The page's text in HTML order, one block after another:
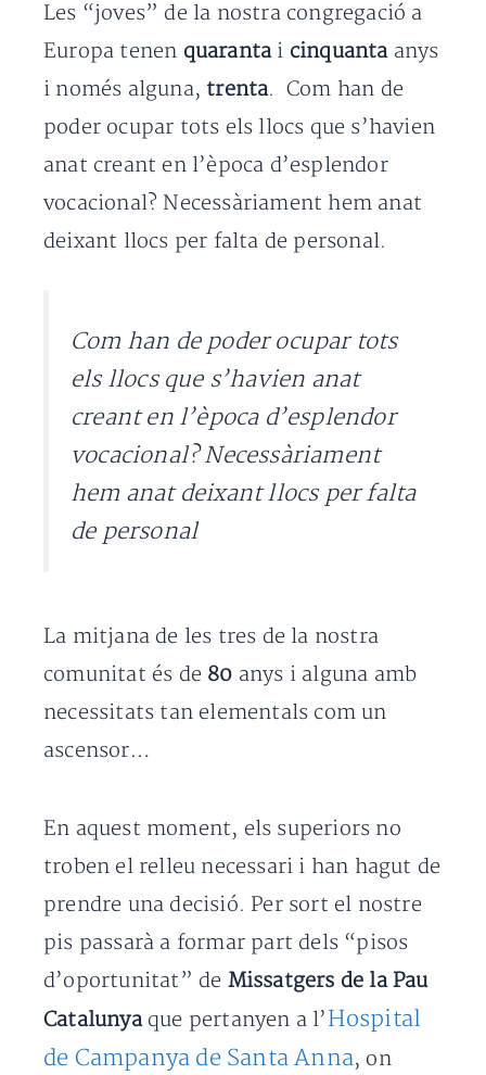
Les “joves” de la nostra congregació a
Europa tenen quaranta i cinquanta anys
i només alguna, trenta. Com han de
poder ocupar tots els llocs que s’havien
anat creant en l’època d’esplendor
vocacional? Necessàriament hem anat
deixant llocs per falta de personal.
Com han de poder ocupar tots
els llocs que s’havien anat
creant en l’època d’esplendor
vocacional? Necessàriament
hem anat deixant llocs per falta
de personal
La mitjana de les tres de la nostra
comunitat és de 80 anys i alguna amb
necessitats tan elementals com un
ascensor…
En aquest moment, els superiors no
troben el relleu necessari i han hagut de
prendre una decisió. Per sort el nostre
pis passarà a formar part dels “pisos
d’oportunitat” de Missatgers de la Pau
Catalunyaque pertanyen a l’Hospital
de Campanya de Santa Anna, on